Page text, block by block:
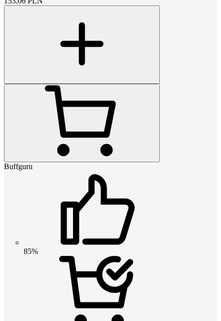
Buffguru
85%